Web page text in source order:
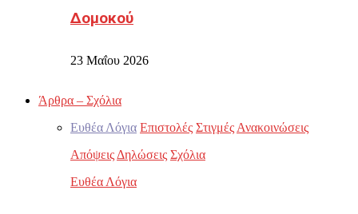
Δομοκού
23 Μαΐου 2026
Άρθρα – Σχόλια
Ευθέα Λόγια Επιστολές Στιγμές Ανακοινώσεις
Απόψεις Δηλώσεις Σχόλια
Ευθέα Λόγια